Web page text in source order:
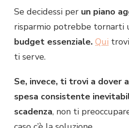
Se decidessi per un piano
risparmio potrebbe tornarti
budget essenziale. Qui
ti serve.
Se, invece, ti trovi a dover
spesa consistente
scadenza, non ti